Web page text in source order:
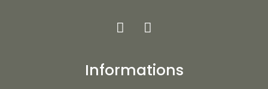
Informations